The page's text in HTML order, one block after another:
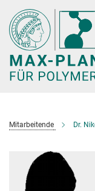
Hauptinhalt
Mitarbeitende Dr.